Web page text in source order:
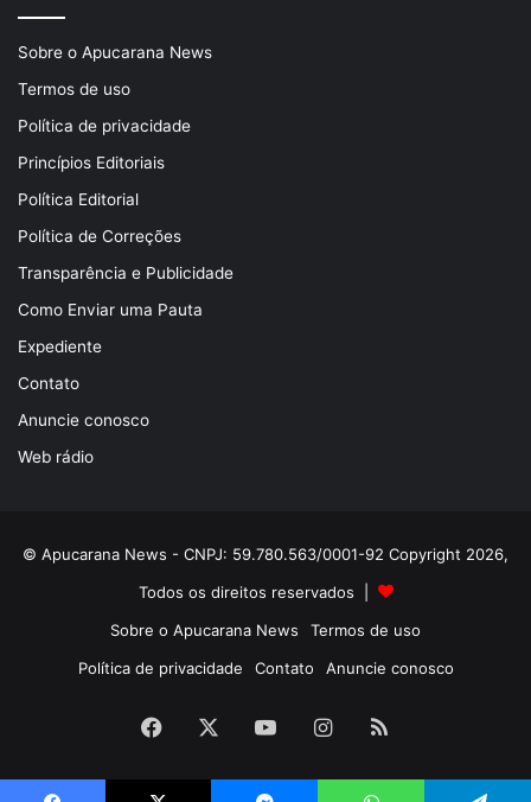
Sobre o Apucarana News
Termos de uso
Política de privacidade
Princípios Editoriais
Política Editorial
Política de Correções
Transparência e Publicidade
Como Enviar uma Pauta
Expediente
Contato
Anuncie conosco
Web rádio
© Apucarana News - CNPJ: 59.780.563/0001-92 Copyright 2026,
Todos os direitos reservados |
Sobre o Apucarana News
Termos de uso
Política de privacidade
Contato Anuncie conosco
Facebook YouTubeInstagram
RSS